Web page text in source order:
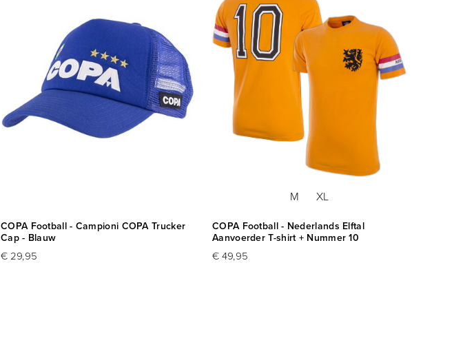
COPA Football - Campioni COPA Trucker
Cap - Blauw
€ 29,95
M XL
COPA Football - Nederlands Elftal
Aanvoerder T-shirt + Nummer 10
€ 49,95